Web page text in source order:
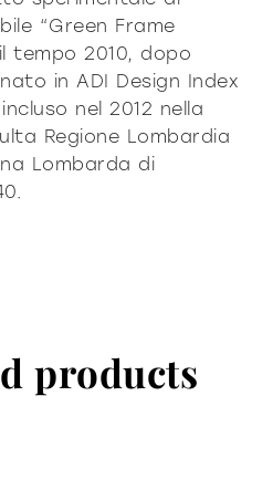
“Green Frame
tempo 2010, dopo
in ADI Design Index
nel 2012 nella
Regione Lombardia
Lombarda di
products